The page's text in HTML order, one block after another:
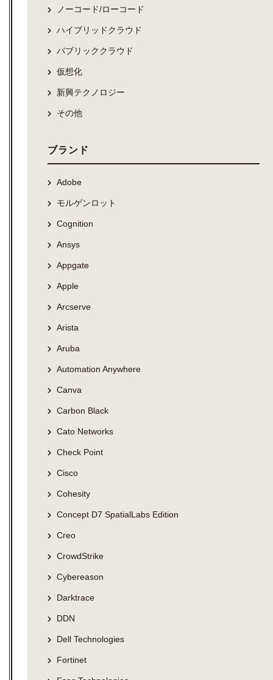
ノーコード/ローコード
ハイブリッドクラウド
パブリッククラウド
仮想化
新興テクノロジー
その他
ブランド
Adobe
モルゲンロット
Cognition
Ansys
Appgate
Apple
Arcserve
Arista
Aruba
Automation Anywhere
Canva
Carbon Black
Cato Networks
Check Point
Cisco
Cohesity
Concept D7 SpatialLabs Edition
Creo
CrowdStrike
Cybereason
Darktrace
DDN
Dell Technologies
Fortinet